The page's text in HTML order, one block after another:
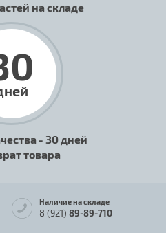
на складе
- 30 дней
товара
Наличие на складе
8 (921) 89-89-710